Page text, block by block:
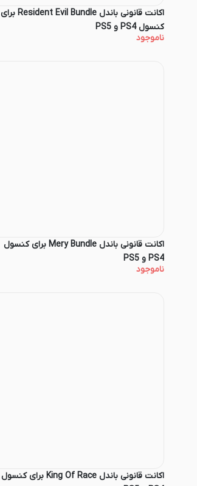
اکانت قانونی باندل Resident Evil Bundle برای
کنسول PS4 و PS5
ناموجود
اکانت قانونی باندل Mery Bundle برای کنسول
PS4 و PS5
ناموجود
اکانت قانونی باندل King Of Race برای کنسول